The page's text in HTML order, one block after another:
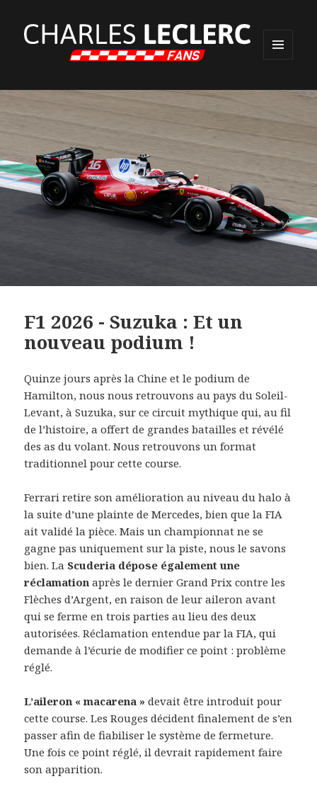
WIDGETS
F1 2026 - Suzuka : Et un
nouveau podium !
Quinze jours après la Chine et le podium de
Hamilton, nous nous retrouvons au pays du Soleil-
Levant, à Suzuka, sur ce circuit mythique qui, au fil
de l’histoire, a offert de grandes batailles et révélé
des as du volant. Nous retrouvons un format
traditionnel pour cette course.
Ferrari retire son amélioration au niveau du halo à
la suite d’une plainte de Mercedes, bien que la FIA
ait validé la pièce. Mais un championnat ne se
gagne pas uniquement sur la piste, nous le savons
bien. La Scuderia dépose également une
réclamation après le dernier Grand Prix contre les
Flèches d’Argent, en raison de leur aileron avant
qui se ferme en trois parties au lieu des deux
autorisées. Réclamation entendue par la FIA, qui
demande à l’écurie de modifier ce point : problème
réglé.
L’aileron « macarena » devait être introduit pour
cette course. Les Rouges décident finalement de s’en
passer afin de fiabiliser le système de fermeture.
Une fois ce point réglé, il devrait rapidement faire
son apparition.